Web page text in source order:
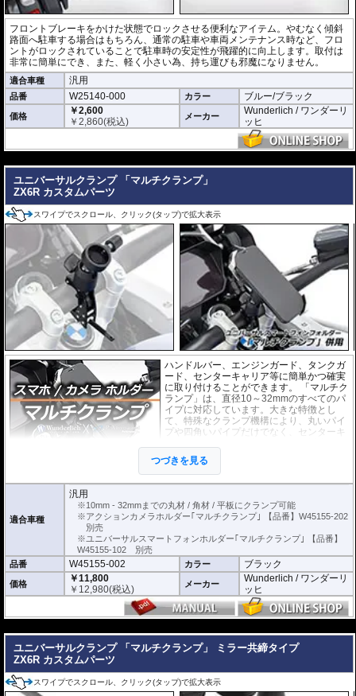
フロントブレーキをかけた状態でロックさせる便利なアイテム。やむなく傾斜
路面へ駐車する場合はもちろん、通常の駐車や車両メンテナンス時など、フロ
ントがロックされていることで駐車時の安定性が飛躍的に向上します。取付は
非常に簡単にでき、また、軽く小さい為、持ち運びも邪魔になりません。
適合車種 汎用
品番 W25140-000 カラー ブルー/ブラック
価格
￥2,600
￥2,860(税込) メーカー
Wunderlich / ワンダーリ
ッヒ
ユニバーサルクランプ 「マルチクランプ」
ZX6R カスタムパーツ
スワイプでスクロール、クリック(タップ)で拡大表示
ハンドルバー、エンジンガード、タンクガ
ード、センターキャリア等に簡単かつ確実
に取り付けることができます。 「マルチク
ランプ」は、直径10～32mmのすべてのパ
イプに対応しています。大きな特徴とし
て、特殊なクランプ機構により、丸いパイ
プや四角いパイプだけでなく、センターキ
いることです。
別売のスマートフォンホルダー
ョンカメラホルダーをご利用頂くことで、スマートに搭載が可能になります。
取付、取り外しは付属の専用トグルを使用して行います。 取り付けた後は、
トグルを外せば盗難を防ぐ事ができます。
ブラックアルマイト仕上げ アルミニウム製。
つづきを見る
適合車種
汎用
※10mm - 32mmまでの丸材 / 角材 / 平板にクランプ可能
※アクションカメラホルダー｢マルチクランプ｣ 【品番】W45155-202
別売
※ユニバーサルスマートフォンホルダー｢マルチクランプ｣ 【品番】
W45155-102 別売
品番
W45155-002 カラー ブラック
価格
￥11,800
￥ 12,980(税込) メーカー
Wunderlich / ワンダーリ
ッヒ
ユニバーサルクランプ 「マルチクランプ」 ミラー共締タイプ
ZX6R カスタムパーツ
スワイプでスクロール、クリック(タップ)で拡大表示